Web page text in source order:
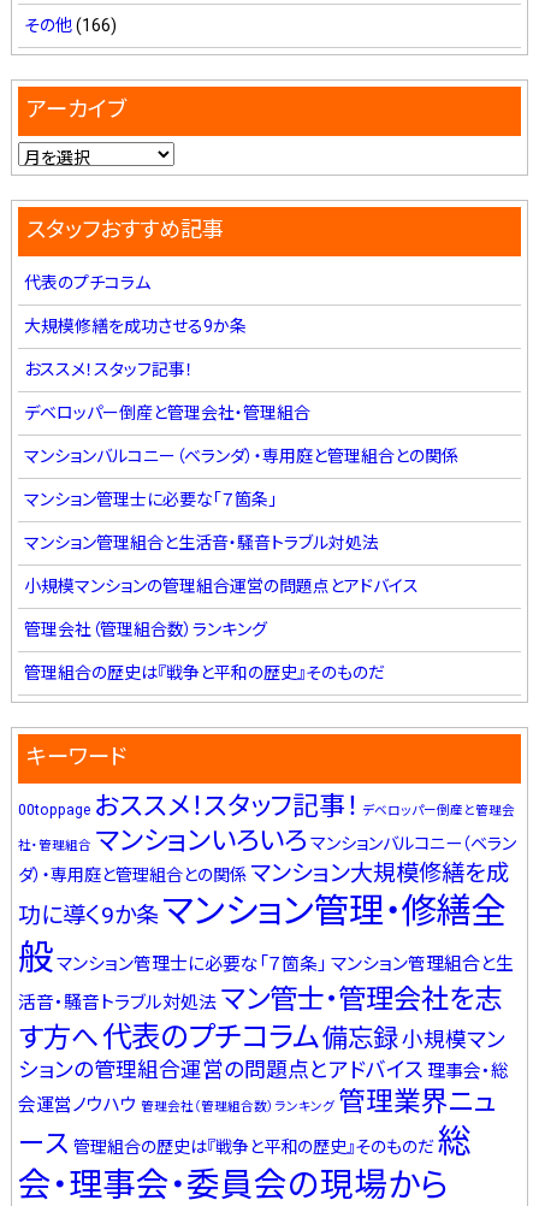
その他(166)
アーカイブ
スタッフおすすめ記事
代表のプチコラム
大規模修繕を成功させる9か条
おススメ！スタッフ記事！
デベロッパー倒産と管理会社・管理組合
マンションバルコニー（ベランダ）・専用庭と管理組合との関係
マンション管理士に必要な「７箇条」
マンション管理組合と生活音・騒音トラブル対処法
小規模マンションの管理組合運営の問題点とアドバイス
管理会社（管理組合数）ランキング
管理組合の歴史は『戦争と平和の歴史』そのものだ
キーワード
00toppage おススメ！スタッフ記事！ デベロッパー倒産と管理会
社・管理組合 マンションいろいろ マンションバルコニー（ベラン
ダ）・専用庭と管理組合との関係 マンション大規模修繕を成
功に導く9か条マンション管理・修繕全
般マンション管理士に必要な「７箇条」 マンション管理組合と生
活音・騒音トラブル対処法 マン管士・管理会社を志
す方へ代表のプチコラム備忘録小規模マン
ションの管理組合運営の問題点とアドバイス 理事会・総
会運営ノウハウ 管理会社（管理組合数）ランキング 管理業界ニュ
ース 管理組合の歴史は『戦争と平和の歴史』そのものだ総
会・理事会・委員会の現場から